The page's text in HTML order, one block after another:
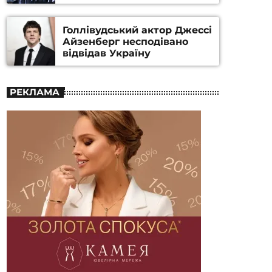
номінацію
Голлівудський актор Джессі
Айзенберг несподівано
відвідав Україну
РЕКЛАМА